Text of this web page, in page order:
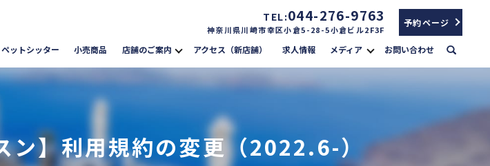
TEL:044-276-9763
神奈川県川崎市幸区小倉5-28-5小倉ビル2F3F
予約ページ
ペットシッター 小売商品 店舗のご案内 アクセス（新店舗） 求人情報 メディア お問い合わせ search
ン】利用規約の変更（2022.6-）